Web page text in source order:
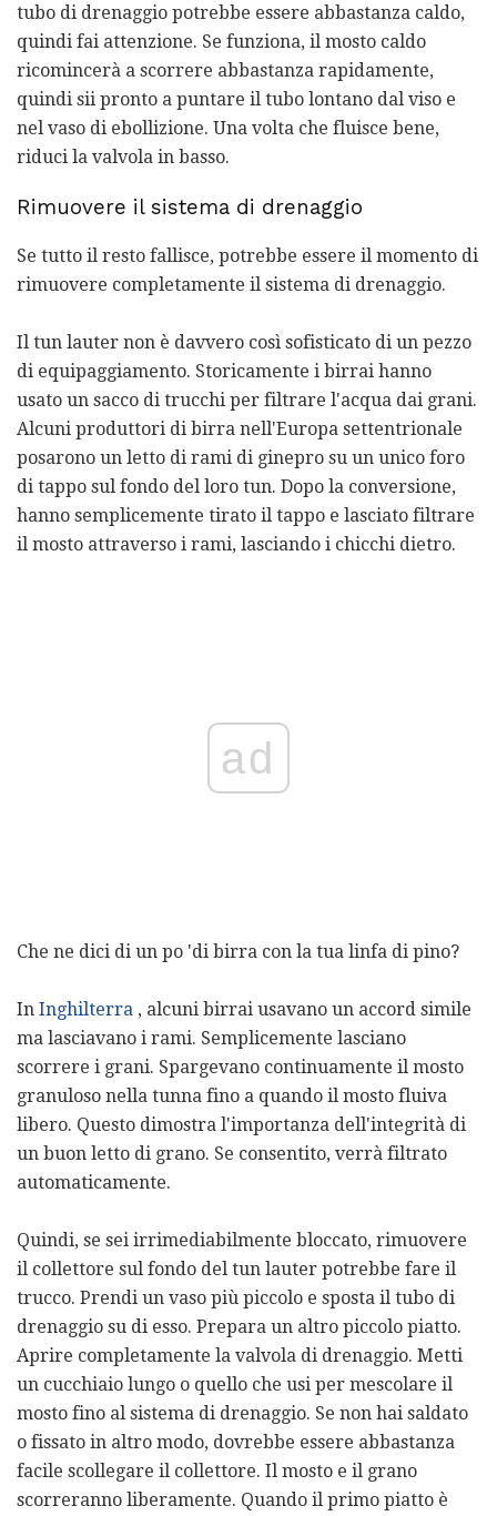
tubo di drenaggio potrebbe essere abbastanza caldo,
quindi fai attenzione. Se funziona, il mosto caldo
ricomincerà a scorrere abbastanza rapidamente,
quindi sii pronto a puntare il tubo lontano dal viso e
nel vaso di ebollizione. Una volta che fluisce bene,
riduci la valvola in basso.
Rimuovere il sistema di drenaggio
Se tutto il resto fallisce, potrebbe essere il momento di
rimuovere completamente il sistema di drenaggio.
Il tun lauter non è davvero così sofisticato di un pezzo
di equipaggiamento. Storicamente i birrai hanno
usato un sacco di trucchi per filtrare l'acqua dai grani.
Alcuni produttori di birra nell'Europa settentrionale
posarono un letto di rami di ginepro su un unico foro
di tappo sul fondo del loro tun. Dopo la conversione,
hanno semplicemente tirato il tappo e lasciato filtrare
il mosto attraverso i rami, lasciando i chicchi dietro.
ad
Che ne dici di un po 'di birra con la tua linfa di pino?
In Inghilterra , alcuni birrai usavano un accord simile
ma lasciavano i rami. Semplicemente lasciano
scorrere i grani. Spargevano continuamente il mosto
granuloso nella tunna fino a quando il mosto fluiva
libero. Questo dimostra l'importanza dell'integrità di
un buon letto di grano. Se consentito, verrà filtrato
automaticamente.
Quindi, se sei irrimediabilmente bloccato, rimuovere
il collettore sul fondo del tun lauter potrebbe fare il
trucco. Prendi un vaso più piccolo e sposta il tubo di
drenaggio su di esso. Prepara un altro piccolo piatto.
Aprire completamente la valvola di drenaggio. Metti
un cucchiaio lungo o quello che usi per mescolare il
mosto fino al sistema di drenaggio. Se non hai saldato
o fissato in altro modo, dovrebbe essere abbastanza
facile scollegare il collettore. Il mosto e il grano
scorreranno liberamente. Quando il primo piatto è